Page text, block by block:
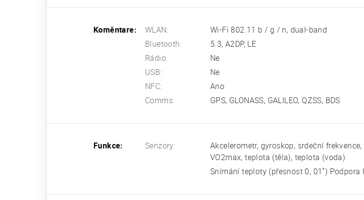
Koměntare: WLAN:
Wi-Fi 802.11 b / g / n, dual-band
Bluetooth:
5.3, A2DP, LE
Rádio:
Ne
USB:
Ne
NFC:
Ano
Comms:
GPS, GLONASS, GALILEO, QZSS, BDS
Funkce: Senzory:
Akcelerometr, gyroskop, srdeční
VO2max, teplota (těla), teplota (voda)
Snímání teploty (přesnost 0, 01˚)